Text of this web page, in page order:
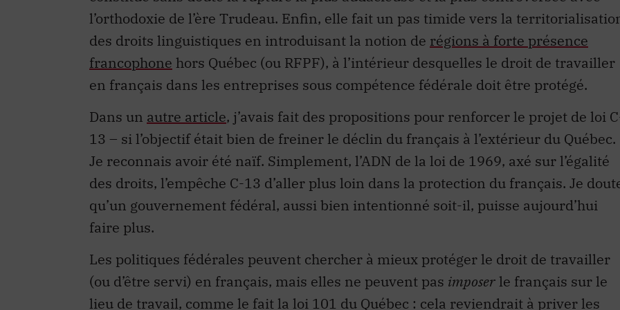
l’orthodoxie de l’ère Trudeau. Enfin, elle fait un pas timide vers la
des droits linguistiques en introduisant la notion de régions à forte présence
francophone hors Québec (ou RFPF), à l’intérieur desquelles le droit de travailler
en français dans les entreprises sous compétence fédérale doit être protégé.
Dans un autre article, j’avais fait des propositions pour renforcer le projet de loi
13 – si l’objectif était bien de freiner le déclin du français à l’extérieur du Québec.
Je reconnais avoir été naïf. Simplement, l’ADN de la loi de 1969, axé sur l’égalité
des droits, l’empêche C-13 d’aller plus loin dans la protection du français. Je
qu’un gouvernement fédéral, aussi bien intentionné soit-il, puisse aujourd’hui
faire plus.
Les politiques fédérales peuvent chercher à mieux protéger le droit de travailler
(ou d’être servi) en français, mais elles ne peuvent pas imposer le français sur le
lieu de travail, comme le fait la loi 101 du Québec : cela reviendrait à priver les